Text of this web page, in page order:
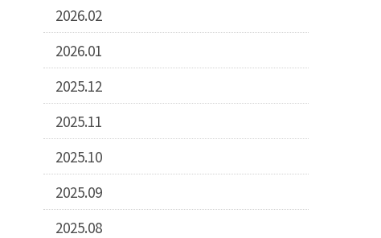
2026.02
2026.01
2025.12
2025.11
2025.10
2025.09
2025.08